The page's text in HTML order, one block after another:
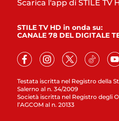
Testata iscritta nel Registro della
Salerno al n. 34/2009
Società iscritta nel Registro degli
l’AGCOM al n. 20133
Scarica l'app di STILE TV
STILE TV HD in onda su:
CANALE 78 DEL DIGITALE